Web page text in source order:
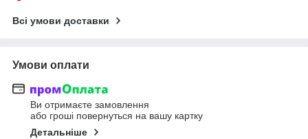
Всі умови доставки
Умови оплати
Ви отримаєте замовлення
або гроші повернуться на вашу картку
Детальніше